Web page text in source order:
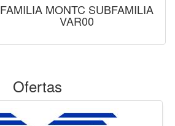
FAMILIA MONTC SUBFAMILIA
VAR00
Ofertas